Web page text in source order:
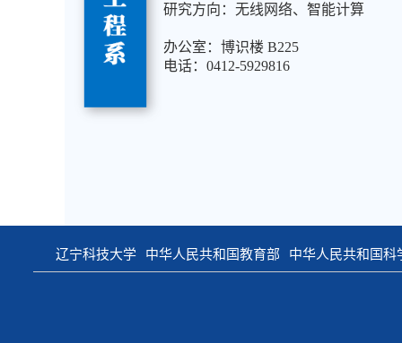
研究方向：无线网络、智能计算
办公室：博识楼 B225
电话：0412-5929816
辽宁科技大学 中华人民共和国教育部 中华人民共和国科